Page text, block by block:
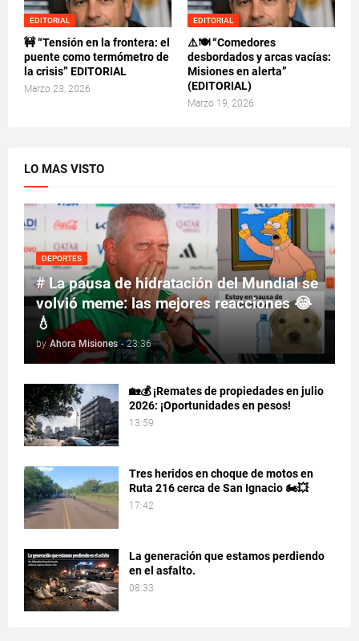
EDITORIAL
🚧 “Tensión en la frontera: el
puente como termómetro de
la crisis” EDITORIAL
Marzo 23, 2026
EDITORIAL
⚠️🍽️ “Comedores
desbordados y arcas vacías:
Misiones en alerta”
(EDITORIAL)
Marzo 19, 2026
LO MAS VISTO
DEPORTES
# La pausa de hidratación del Mundial se
volvió meme: las mejores reacciones 😂
💧
by Ahora Misiones - 23:36
🏡💰 ¡Remates de propiedades en julio
2026: ¡Oportunidades en pesos!
13:59
Tres heridos en choque de motos en
Ruta 216 cerca de San Ignacio 🏍️💥
17:42
La generación que estamos perdiendo
en el asfalto.
08:33